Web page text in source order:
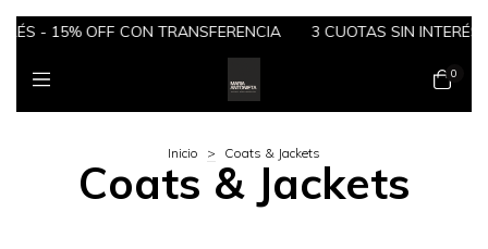
- 15% OFF CON TRANSFERENCIA 3 CUOTAS SIN INTERÉS -
0
Inicio > Coats & Jackets
Coats & Jackets